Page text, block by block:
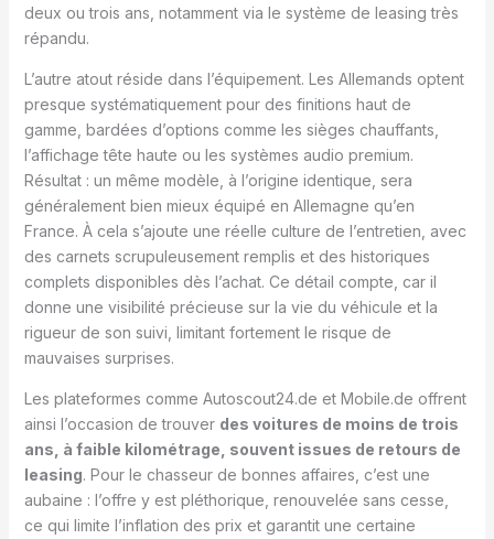
deux ou trois ans, notamment via le système de leasing très
répandu.
L’autre atout réside dans l’équipement. Les Allemands optent
presque systématiquement pour des finitions haut de
gamme, bardées d’options comme les sièges chauffants,
l’affichage tête haute ou les systèmes audio premium.
Résultat : un même modèle, à l’origine identique, sera
généralement bien mieux équipé en Allemagne qu’en
France. À cela s’ajoute une réelle culture de l’entretien, avec
des carnets scrupuleusement remplis et des historiques
complets disponibles dès l’achat. Ce détail compte, car il
donne une visibilité précieuse sur la vie du véhicule et la
rigueur de son suivi, limitant fortement le risque de
mauvaises surprises.
Les plateformes comme Autoscout24.de et Mobile.de offrent
ainsi l’occasion de trouver des voitures de moins de trois
ans, à faible kilométrage, souvent issues de retours de
leasing. Pour le chasseur de bonnes affaires, c’est une
aubaine : l’offre y est pléthorique, renouvelée sans cesse,
ce qui limite l’inflation des prix et garantit une certaine